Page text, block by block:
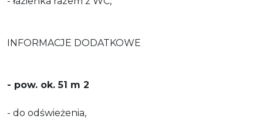
INFORMACJE DODATKOWE
- pow. ok. 51 m 2
- do odświeżenia,